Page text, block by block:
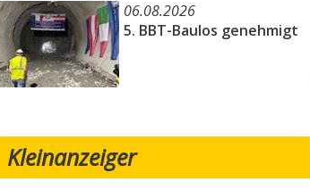
06.08.2026
5. BBT-Baulos genehmigt
Kleinanzeiger